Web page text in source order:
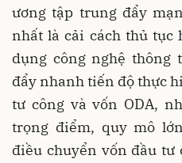
ương tập trung đẩy
nhất là cải cách thủ
dụng công nghệ thông
đẩy nhanh tiến độ thực
tư công và vốn ODA,
trọng điểm, quy mô
điều chuyển vốn đầu tư